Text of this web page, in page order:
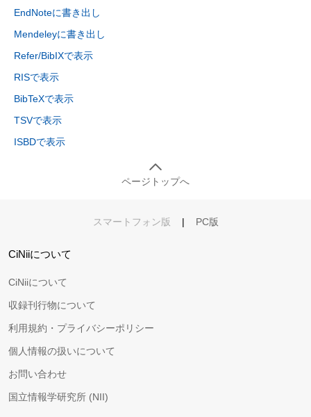
EndNoteに書き出し
Mendeleyに書き出し
Refer/BibIXで表示
RISで表示
BibTeXで表示
TSVで表示
ISBDで表示
ページトップへ
スマートフォン版 | PC版
CiNiiについて
CiNiiについて
収録刊行物について
利用規約・プライバシーポリシー
個人情報の扱いについて
お問い合わせ
国立情報学研究所 (NII)